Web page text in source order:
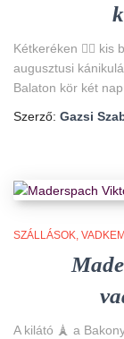
Kétkeréken 🚴‍♀️ kis
augusztusi
Balaton kör két nap
Szerző: Gazsi
SZÁLLÁSOK
A kilátó 🗼 a